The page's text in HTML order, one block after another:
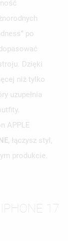
po
Dzięki
niż tylko
uzupełnia
APPLE
, łączysz styl,
produkcie.
17